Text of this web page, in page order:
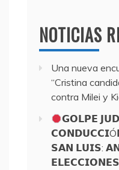
NOTICIAS
Una nueva
“Cristina
contra Milei y
𝗚𝗢𝗟𝗣𝗘
𝗦𝗔𝗡 𝗟𝗨𝗜𝗦: